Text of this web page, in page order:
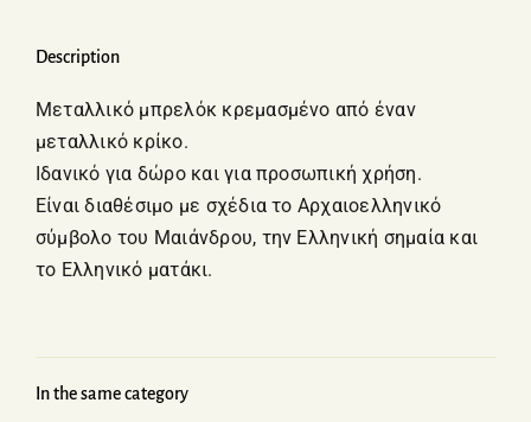
Description
Μεταλλικό μπρελόκ κρεμασμένο από έναν
μεταλλικό κρίκο.
Ιδανικό για δώρο και για προσωπική χρήση.
Είναι διαθέσιμο με σχέδια το Αρχαιοελληνικό
σύμβολο του Μαιάνδρου, την Ελληνική σημαία και
το Ελληνικό ματάκι.
In the same category